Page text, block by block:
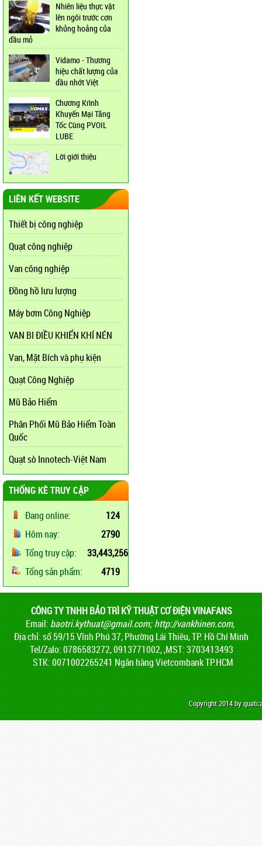
Nhiên liệu thực vật
lên ngôi trước cơn
khủng hoảng của
dầu mỏ
Vidamo - Thương
hiệu chất lượng của
dầu nhớt Việt
Chương Krình
Khuyến Mại Tăng
Tốc Cùng PVOIL
LUBE
Lời giới thiệu
LIÊN KẾT WEBSITE
Thiết bị công nghiệp
Quạt công nghiệp
Van công nghiệp
Đồng hồ lưu lượng
Máy bơm Công Nghiệp
VAN BI ĐIỀU KHIỂN KHÍ NÉN
Van, Mặt Bích và phụ kiện
Quạt Công Nghiệp
Mũ Bảo Hiểm
Phân Phối Mũ Bảo Hiểm Toàn
Quốc
Quạt sò Innotech-Việt Nam
THỐNG KÊ TRUY CẬP
Đang online:
124
Hôm nay:
2790
Tổng truy cập:
33,443,256
Tổng sản phẩm:
4719
CÔNG TY TNHH BẢO TRÌ KỸ THUẬT CƠ ĐIỆN VINAFANS
Email: baotri.kythuat@gmail.com;http://vankhinen.com,
Địa chỉ: số 59/15 Vĩnh Phú 37, Phường Lái Thiêu, TP. Hồ Chí Minh
Tel/Zalo: 0786583272, 0913771002, ,MST: 3703413493
STK: 0071002265241 Ngân hàng Vietcombank TP.HCM
Copyright 2014 by